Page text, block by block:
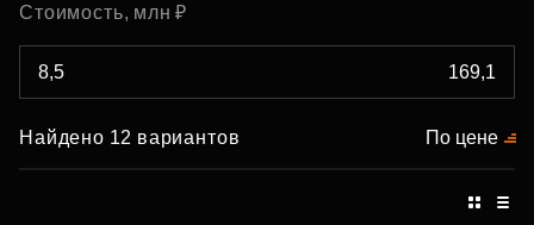
Стоимость, млн ₽
Найдено 12 вариантов По цене